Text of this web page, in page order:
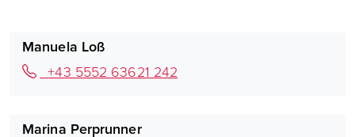
Manuela Loß
+43 5552 63621 242
Marina Perprunner